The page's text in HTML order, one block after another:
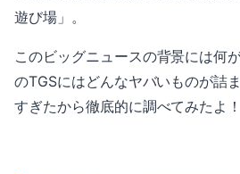
遊び場」。
このビッグニュースの背景には何
のTGSにはどんなヤバいものが詰
すぎたから徹底的に調べてみたよ！